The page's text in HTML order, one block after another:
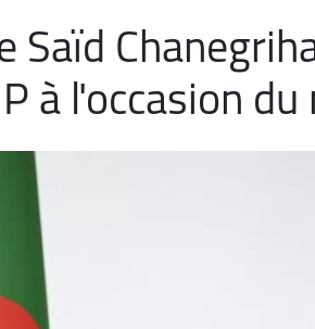
Saïd
à l'occasion